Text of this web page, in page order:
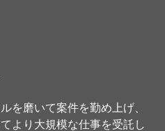
を磨いて案件を勤め上げ、
より大規模な仕事を受託し